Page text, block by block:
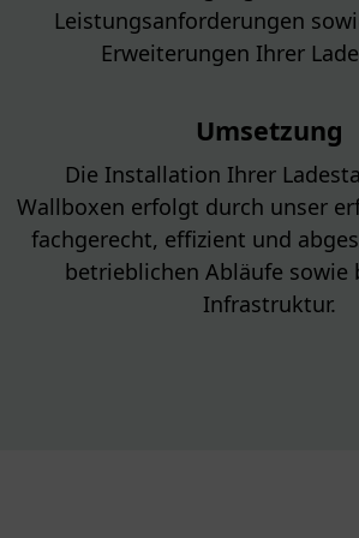
Leistungsanforderungen
Erweiterungen Ihrer
Umsetzung
Die Installation Ihrer
Wallboxen erfolgt durch unser
fachgerecht, effizient und
betrieblichen Abläufe sowie
Infrastruktur.